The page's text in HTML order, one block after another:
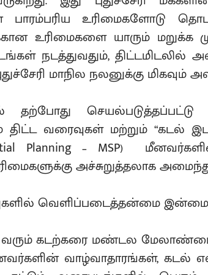
பாரம்பரிய உரிமைகளோடு
உரிமைகளை யாரும் மறுக்க
நடத்துவதும்,
மாநில நலனுக்கு மிகவும்
தற்போது
வரைவுகள் மற்றும் “கடல்
Planning – MSP)
அச்சுறுத்தலாக
வெளிப்படைத்தன்மை
கடற்கரை மண்டல மேலாண்மை
வாழ்வாதாரங்கள், கடல்